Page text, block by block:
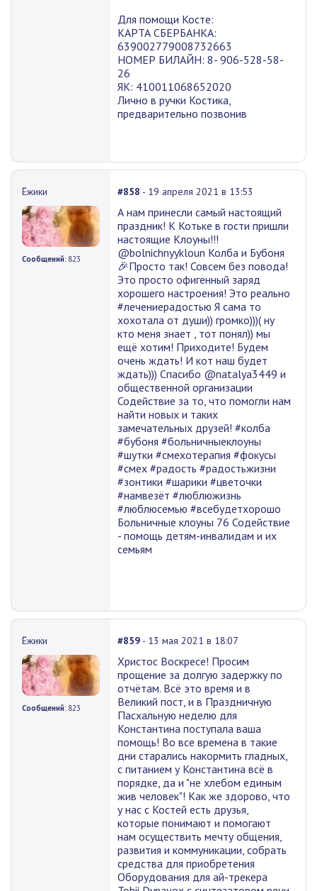
Для помощи Косте:
КАРТА СБЕРБАНКА:
639002779008732663
НОМЕР БИЛАЙН: 8- 906-528-58-
26
ЯК: 410011068652020
Лично в ручки Костика,
предварительно позвонив
Ёжики
Сообщений: 823
#858 - 19 апреля 2021 в 13:53
А нам принесли самый настоящий
праздник! К Котьке в гости пришли
настоящие Клоуны!!!
@bolnichnyykloun Колба и Бубоня
🎉Просто так! Совсем без повода!
Это просто офигенный заряд
хорошего настроения! Это реально
#лечениерадостью Я сама то
хохотала от души)) громко)))( ну
кто меня знает , тот понял)) мы
ещё хотим! Приходите! Будем
очень ждать! И кот наш будет
ждать))) Спасибо @natalya3449 и
общественной организации
Содействие за то, что помогли нам
найти новых и таких
замечательных друзей! #колба
#бубоня #больничныеклоуны
#шутки #смехотерапия #фокусы
#смех #радость #радостьжизни
#зонтики #шарики #цветочки
#намвезёт #люблюжизнь
#люблюсемью #всебудетхорошо
Больничные клоуны 76 Содействие
- помощь детям-инвалидам и их
семьям
Ёжики
Сообщений: 823
#859 - 13 мая 2021 в 18:07
Христос Воскресе! Просим
прощение за долгую задержку по
отчётам. Всё это время и в
Великий пост, и в Праздничную
Пасхальную неделю для
Константина поступала ваша
помощь! Во все времена в такие
дни старались накормить гладных,
с питанием у Константина всё в
порядке, да и "не хлебом единым
жив человек"! Как же здорово, что
у нас с Костей есть друзья,
которые понимают и помогают
нам осуществить мечту общения,
развития и коммуникации, собрать
средства для приобретения
Оборудования для ай-трекера